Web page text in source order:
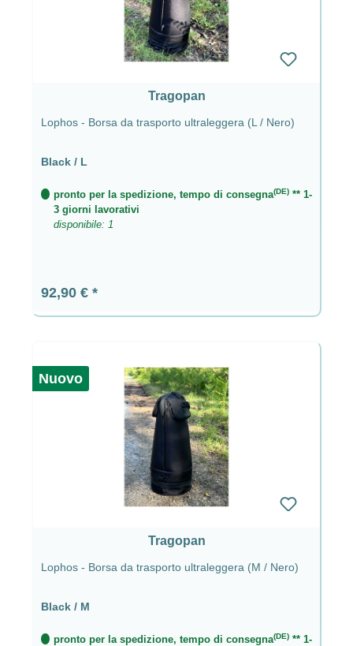
Tragopan
Lophos - Borsa da trasporto ultraleggera (L / Nero)
Black / L
pronto per la spedizione, tempo di consegna(DE)** 1-
3 giorni lavorativi
disponibile: 1
Prezzo normale:
92,90 €
Nuovo
Tragopan
Lophos - Borsa da trasporto ultraleggera (M / Nero)
Black / M
pronto per la spedizione, tempo di consegna(DE)** 1-